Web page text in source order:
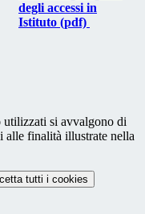
degli accessi in
Istituto (pdf)
utilizzati si avvalgono di
alle finalità illustrate nella
tutti i cookies